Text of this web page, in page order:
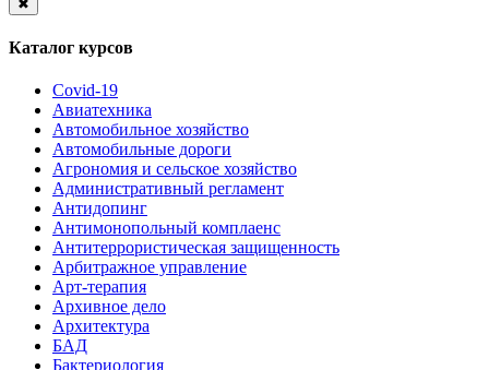
✖
Каталог курсов
Covid-19
Авиатехника
Автомобильное хозяйство
Автомобильные дороги
Агрономия и сельское хозяйство
Административный регламент
Антидопинг
Антимонопольный комплаенс
Антитеррористическая защищенность
Арбитражное управление
Арт-терапия
Архивное дело
Архитектура
БАД
Бактериология